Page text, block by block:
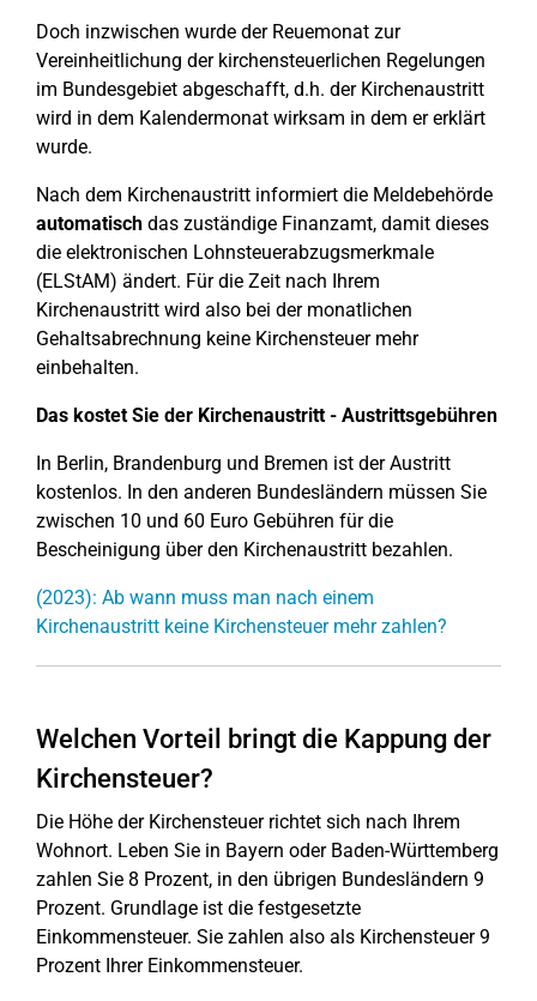
Doch inzwischen wurde der Reuemonat zur
Vereinheitlichung der kirchensteuerlichen Regelungen
im Bundesgebiet abgeschafft, d.h. der Kirchenaustritt
wird in dem Kalendermonat wirksam in dem er erklärt
wurde.
Nach dem Kirchenaustritt informiert die Meldebehörde
automatisch das zuständige Finanzamt, damit dieses
die elektronischen Lohnsteuerabzugsmerkmale
(ELStAM) ändert. Für die Zeit nach Ihrem
Kirchenaustritt wird also bei der monatlichen
Gehaltsabrechnung keine Kirchensteuer mehr
einbehalten.
Das kostet Sie der Kirchenaustritt - Austrittsgebühren
In Berlin, Brandenburg und Bremen ist der Austritt
kostenlos. In den anderen Bundesländern müssen Sie
zwischen 10 und 60 Euro Gebühren für die
Bescheinigung über den Kirchenaustritt bezahlen.
(2023): Ab wann muss man nach einem
Kirchenaustritt keine Kirchensteuer mehr zahlen?
Welchen Vorteil bringt die Kappung der
Kirchensteuer?
Die Höhe der Kirchensteuer richtet sich nach Ihrem
Wohnort. Leben Sie in Bayern oder Baden-Württemberg
zahlen Sie 8 Prozent, in den übrigen Bundesländern 9
Prozent. Grundlage ist die festgesetzte
Einkommensteuer. Sie zahlen also als Kirchensteuer 9
Prozent Ihrer Einkommensteuer.